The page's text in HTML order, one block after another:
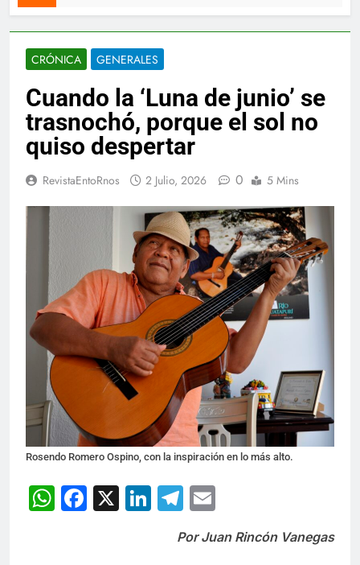
CRÓNICA GENERALES
Cuando la ‘Luna de junio’ se
trasnochó, porque el sol no
quiso despertar
RevistaEntoRnos 2 Julio, 2026 0 5 Mins
Rosendo Romero Ospino, con la inspiración en lo más alto.
WhatsApp
Facebook
X LinkedIn
Telegram
Por Juan Rincón Vanegas